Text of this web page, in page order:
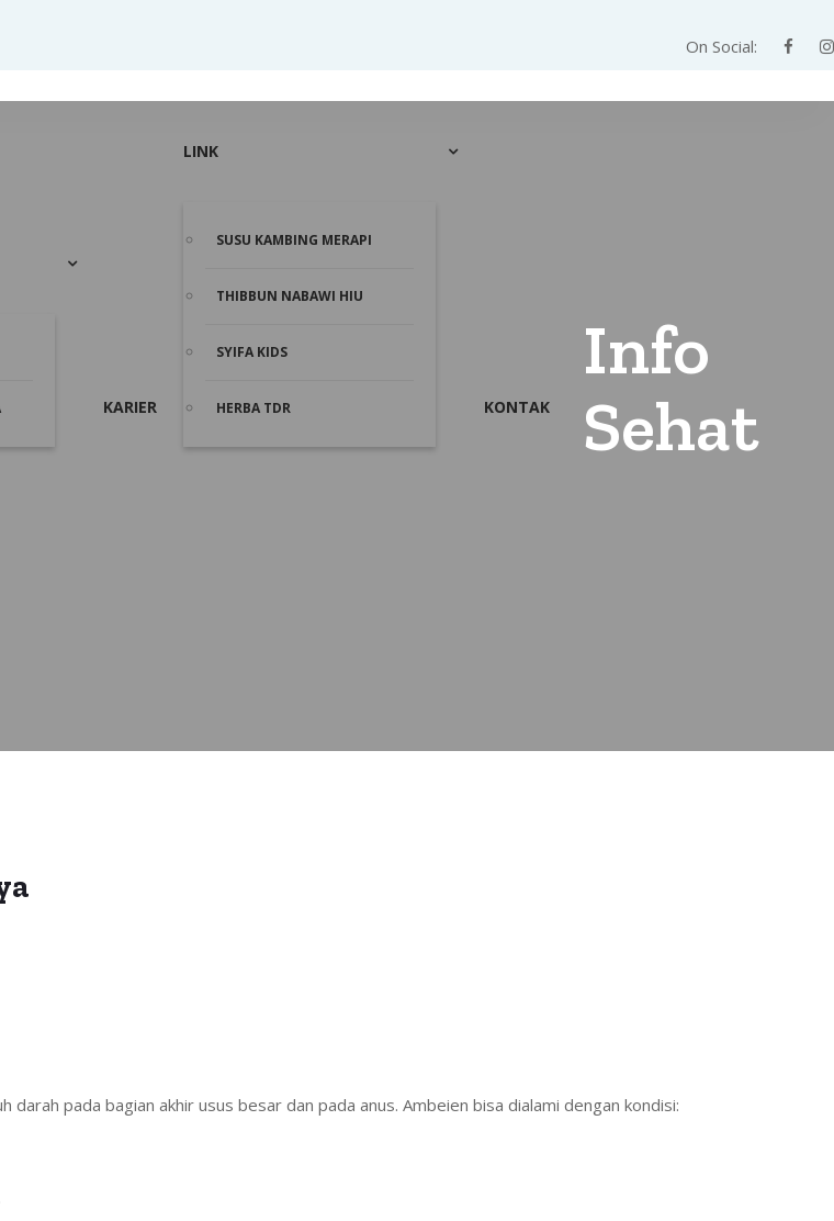
On Social:
KARIER
LINK
SUSU KAMBING MERAPI
THIBBUN NABAWI HIU
SYIFA KIDS
HERBA TDR KONTAK
Info
Sehat
pada bagian akhir usus besar dan pada anus. Ambeien bisa dialami dengan kondisi: